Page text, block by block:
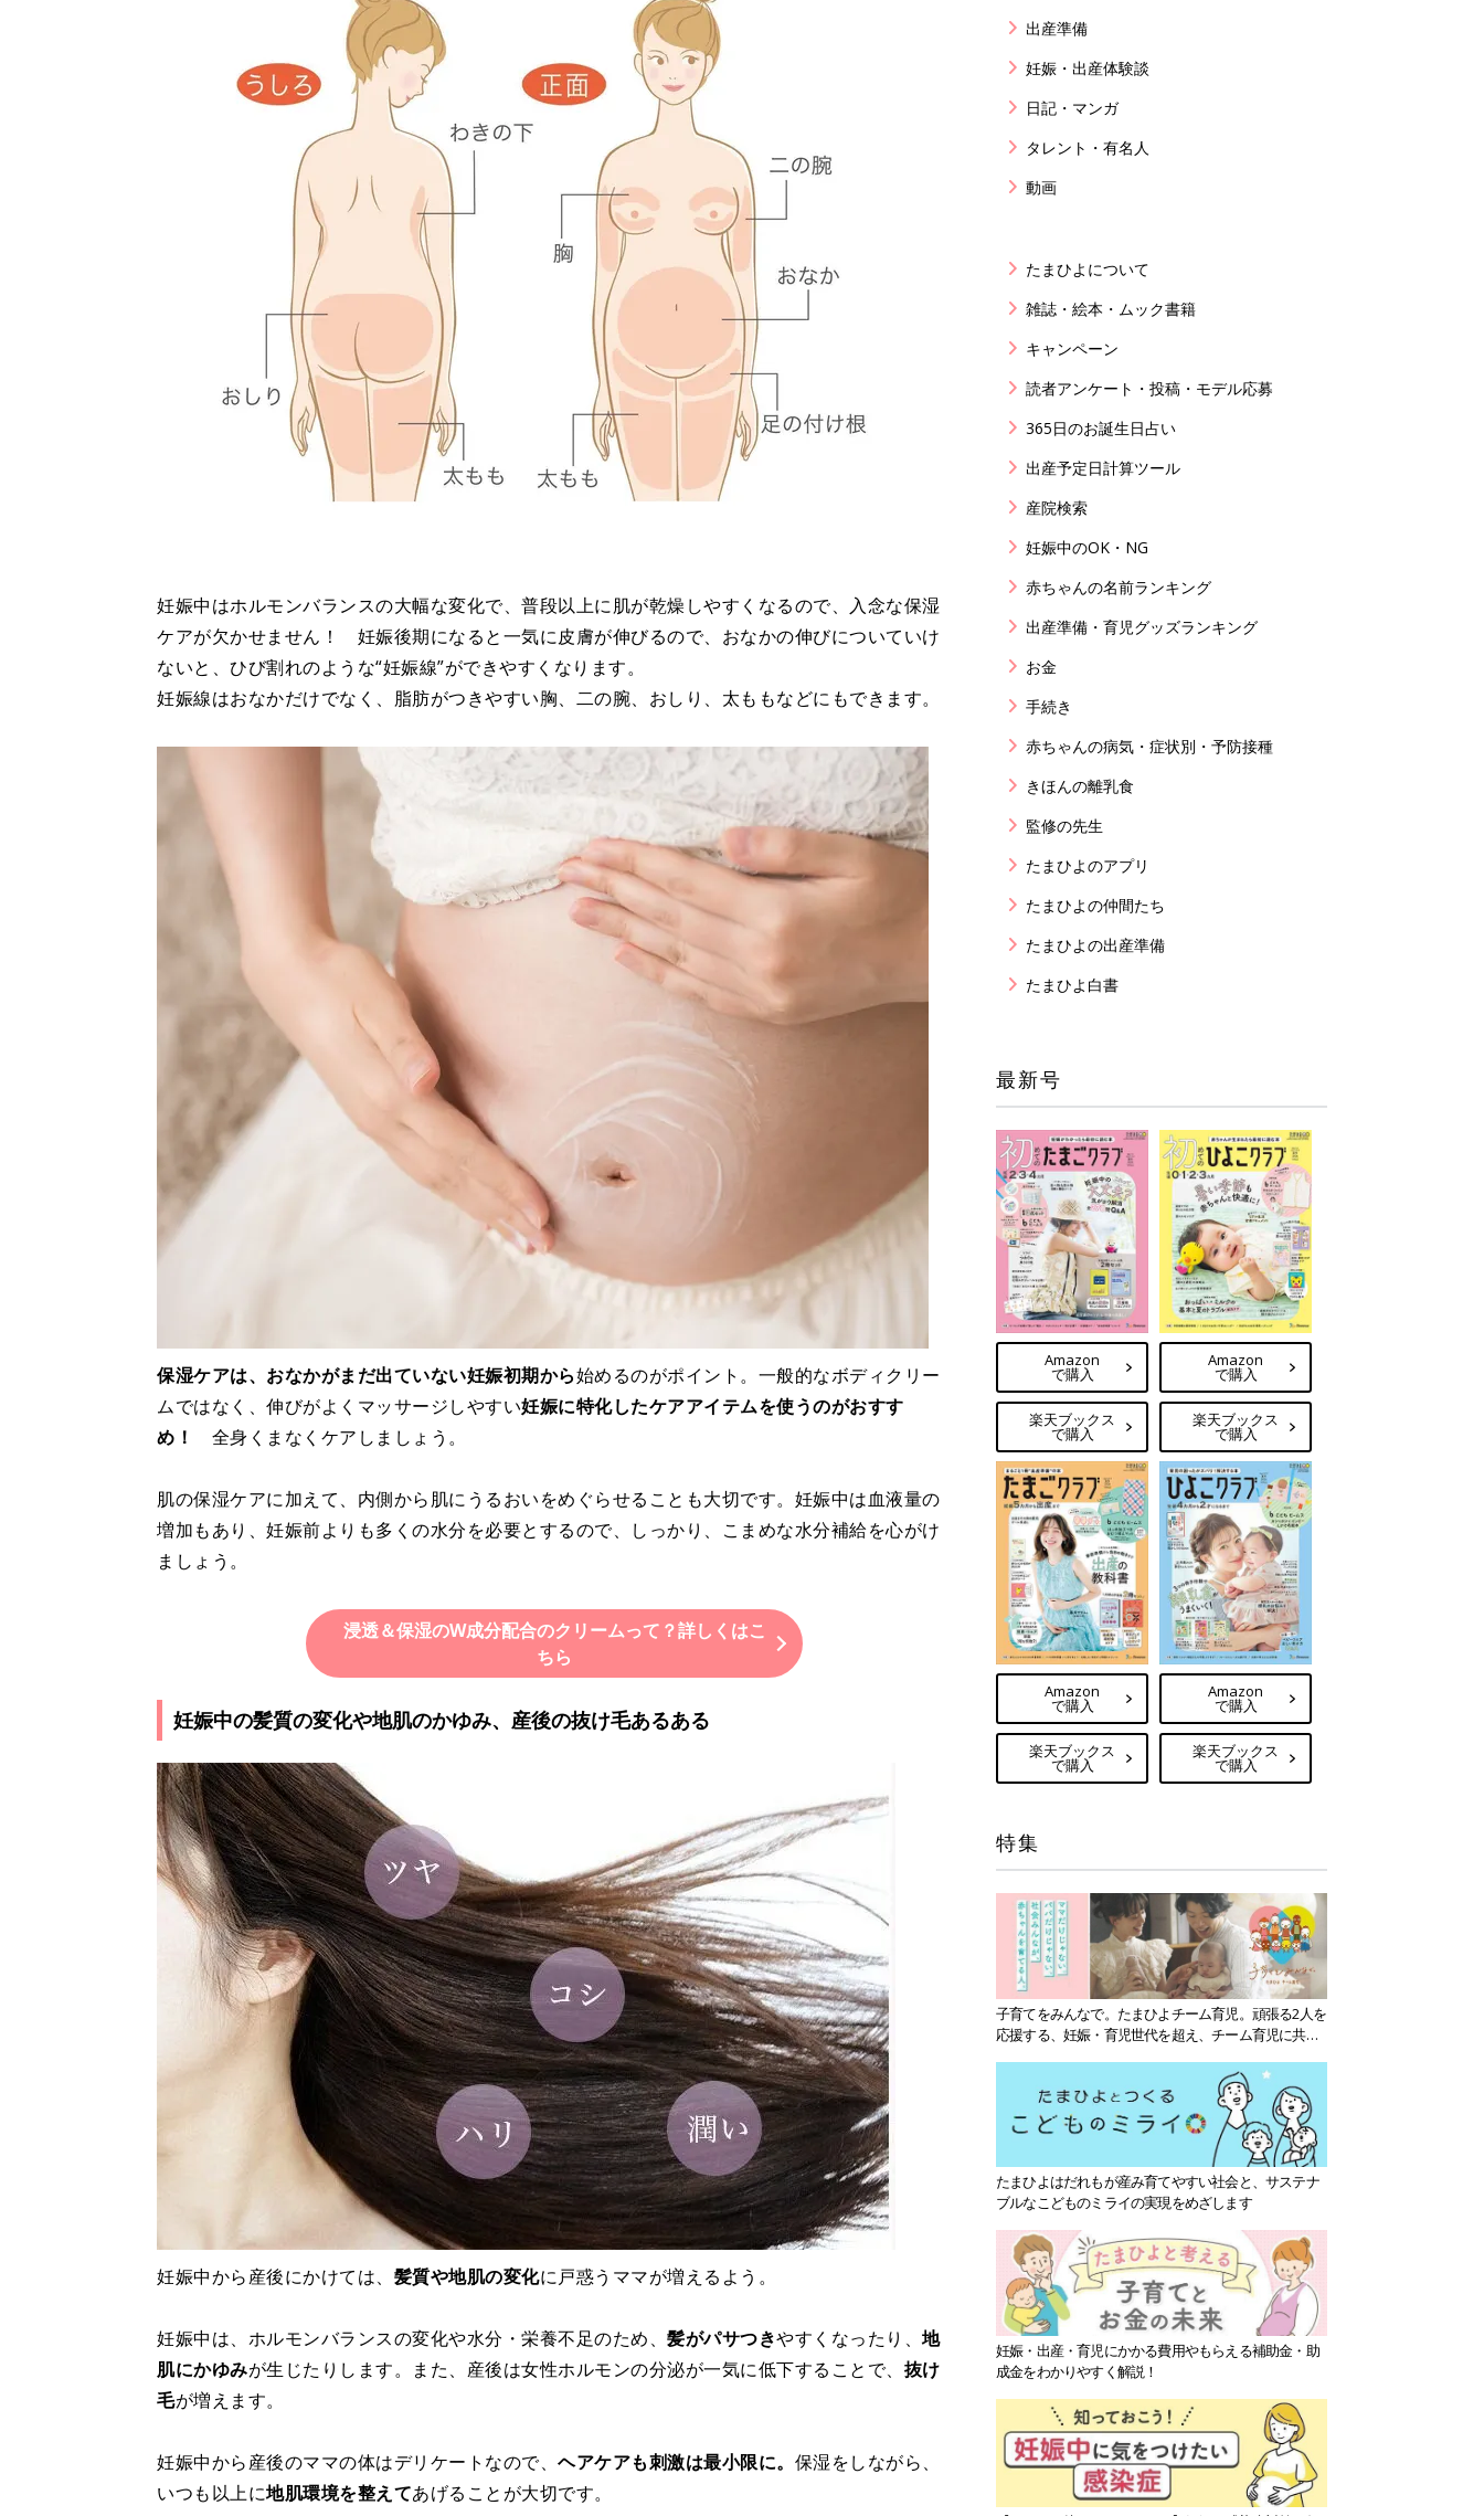
妊娠中はホルモンバランスの大幅な変化で、普段以上に肌が乾燥しやすくなるので、入念な保湿
ケアが欠かせません！ 妊娠後期になると一気に皮膚が伸びるので、おなかの伸びについていけ
ないと、ひび割れのような“妊娠線”ができやすくなります。
妊娠線はおなかだけでなく、脂肪がつきやすい胸、二の腕、おしり、太ももなどにもできます。
保湿ケアは、おなかがまだ出ていない妊娠初期から始めるのがポイント。一般的なボディクリー
ムではなく、伸びがよくマッサージしやすい妊娠に特化したケアアイテムを使うのがおすす
め！
全身くまなくケアしましょう。
肌の保湿ケアに加えて、内側から肌にうるおいをめぐらせることも大切です。妊娠中は血液量の
増加もあり、妊娠前よりも多くの水分を必要とするので、しっかり、こまめな水分補給を心がけ
ましょう。
浸透＆保湿のW成分配合のクリームって？詳しくはこ
ちら
妊娠中の髪質の変化や地肌のかゆみ、産後の抜け毛あるある
妊娠中から産後にかけては、 髪質や地肌の変化に戸惑うママが増えるよう。
妊娠中は、ホルモンバランスの変化や水分・栄養不足のため、 髪がパサつきやすくなったり、 地
肌にかゆみが生じたりします。また、産後は女性ホルモンの分泌が一気に低下することで、 抜け
毛が増えます。
妊娠中から産後のママの体はデリケートなので、 ヘアケアも刺激は最小限に。 保湿をしながら、
いつも以上に地肌環境を整えてあげることが大切です。
出産準備
妊娠・出産体験談
日記・マンガ
タレント・有名人
動画
たまひよについて
雑誌・絵本・ムック書籍
キャンペーン
読者アンケート・投稿・モデル応募
365日のお誕生日占い
出産予定日計算ツール
産院検索
妊娠中のOK・NG
赤ちゃんの名前ランキング
出産準備・育児グッズランキング
お金
手続き
赤ちゃんの病気・症状別・予防接種
きほんの離乳食
監修の先生
たまひよのアプリ
たまひよの仲間たち
たまひよの出産準備
たまひよ白書
最新号
Amazon
で購入
楽天ブックス
で購入
Amazon
で購入
楽天ブックス
で購入
Amazon
で購入
楽天ブックス
で購入
Amazon
で購入
楽天ブックス
で購入
特集
子育てをみんなで。たまひよチーム育児。頑張る2人を
応援する、妊娠・育児世代を超え、チーム育児に共感
たまひよはだれもが産み育てやすい社会と、サステナ
ブルなこどものミライの実現をめざします
妊娠・出産・育児にかかる費用やもらえる補助金・助
成金をわかりやすく解説！